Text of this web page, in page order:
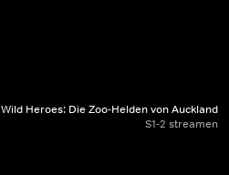
Wild Heroes: Die Zoo-Helden von Auckland
S1-2 streamen